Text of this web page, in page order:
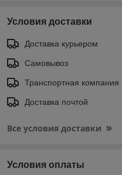
Условия доставки
Доставка курьером
Самовывоз
Транспортная компания
Доставка почтой
Все условия доставки
Условия оплаты